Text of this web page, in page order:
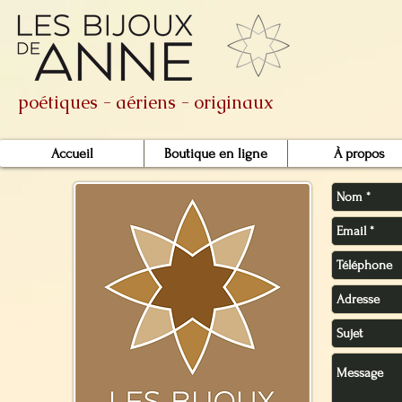
poétiques - aériens - originaux
Accueil Boutique en ligne À propos